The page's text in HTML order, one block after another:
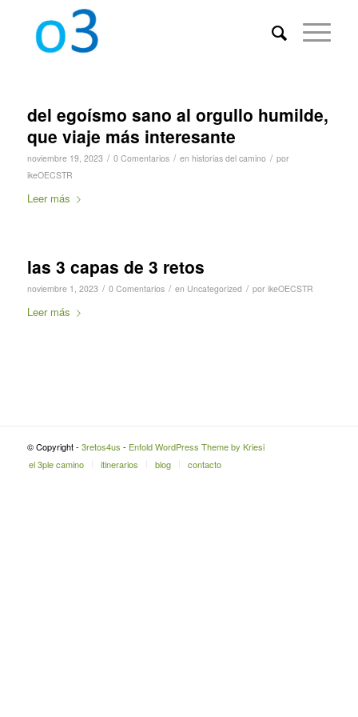
del egoísmo sano al orgullo humilde,
que viaje más interesante
noviembre 19, 2023 / 0 Comentarios / en historias del camino / por
ikeOECSTR
Leer más
las 3 capas de 3 retos
noviembre 1, 2023 / 0 Comentarios / en Uncategorized / por ikeOECSTR
Leer más
© Copyright - 3retos4us - Enfold WordPress Theme by Kriesi
el 3ple camino
itinerarios blog contacto